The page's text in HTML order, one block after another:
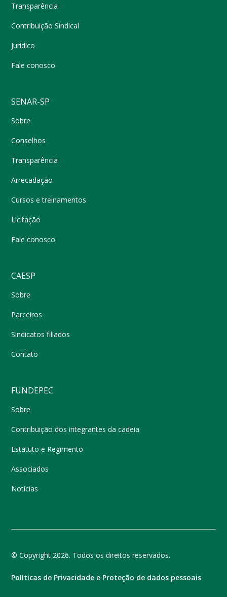
Transparência
Contribuição Sindical
Jurídico
Fale conosco
SENAR-SP
Sobre
Conselhos
Transparência
Arrecadação
Cursos e treinamentos
Licitação
Fale conosco
CAESP
Sobre
Parceiros
Sindicatos filiados
Contato
FUNDEPEC
Sobre
Contribuição dos integrantes da cadeia
Estatuto e Regimento
Associados
Notícias
© Copyright 2026. Todos os direitos reservados.
Políticas de Privacidade e Proteção de dados pessoais